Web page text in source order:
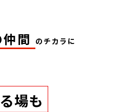
間 のチカラに
場も